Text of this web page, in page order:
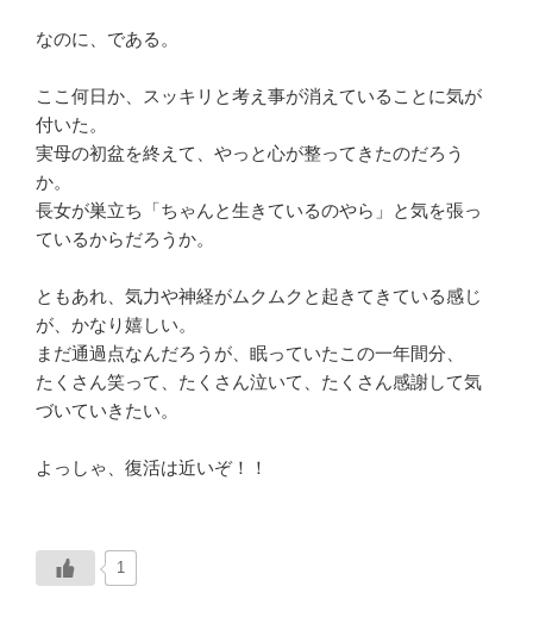
なのに、である。
ここ何日か、スッキリと考え事が消えていることに気が
付いた。
実母の初盆を終えて、やっと心が整ってきたのだろう
か。
長女が巣立ち「ちゃんと生きているのやら」と気を張っ
ているからだろうか。
ともあれ、気力や神経がムクムクと起きてきている感じ
が、かなり嬉しい。
まだ通過点なんだろうが、眠っていたこの一年間分、
たくさん笑って、たくさん泣いて、たくさん感謝して気
づいていきたい。
よっしゃ、復活は近いぞ！！
1